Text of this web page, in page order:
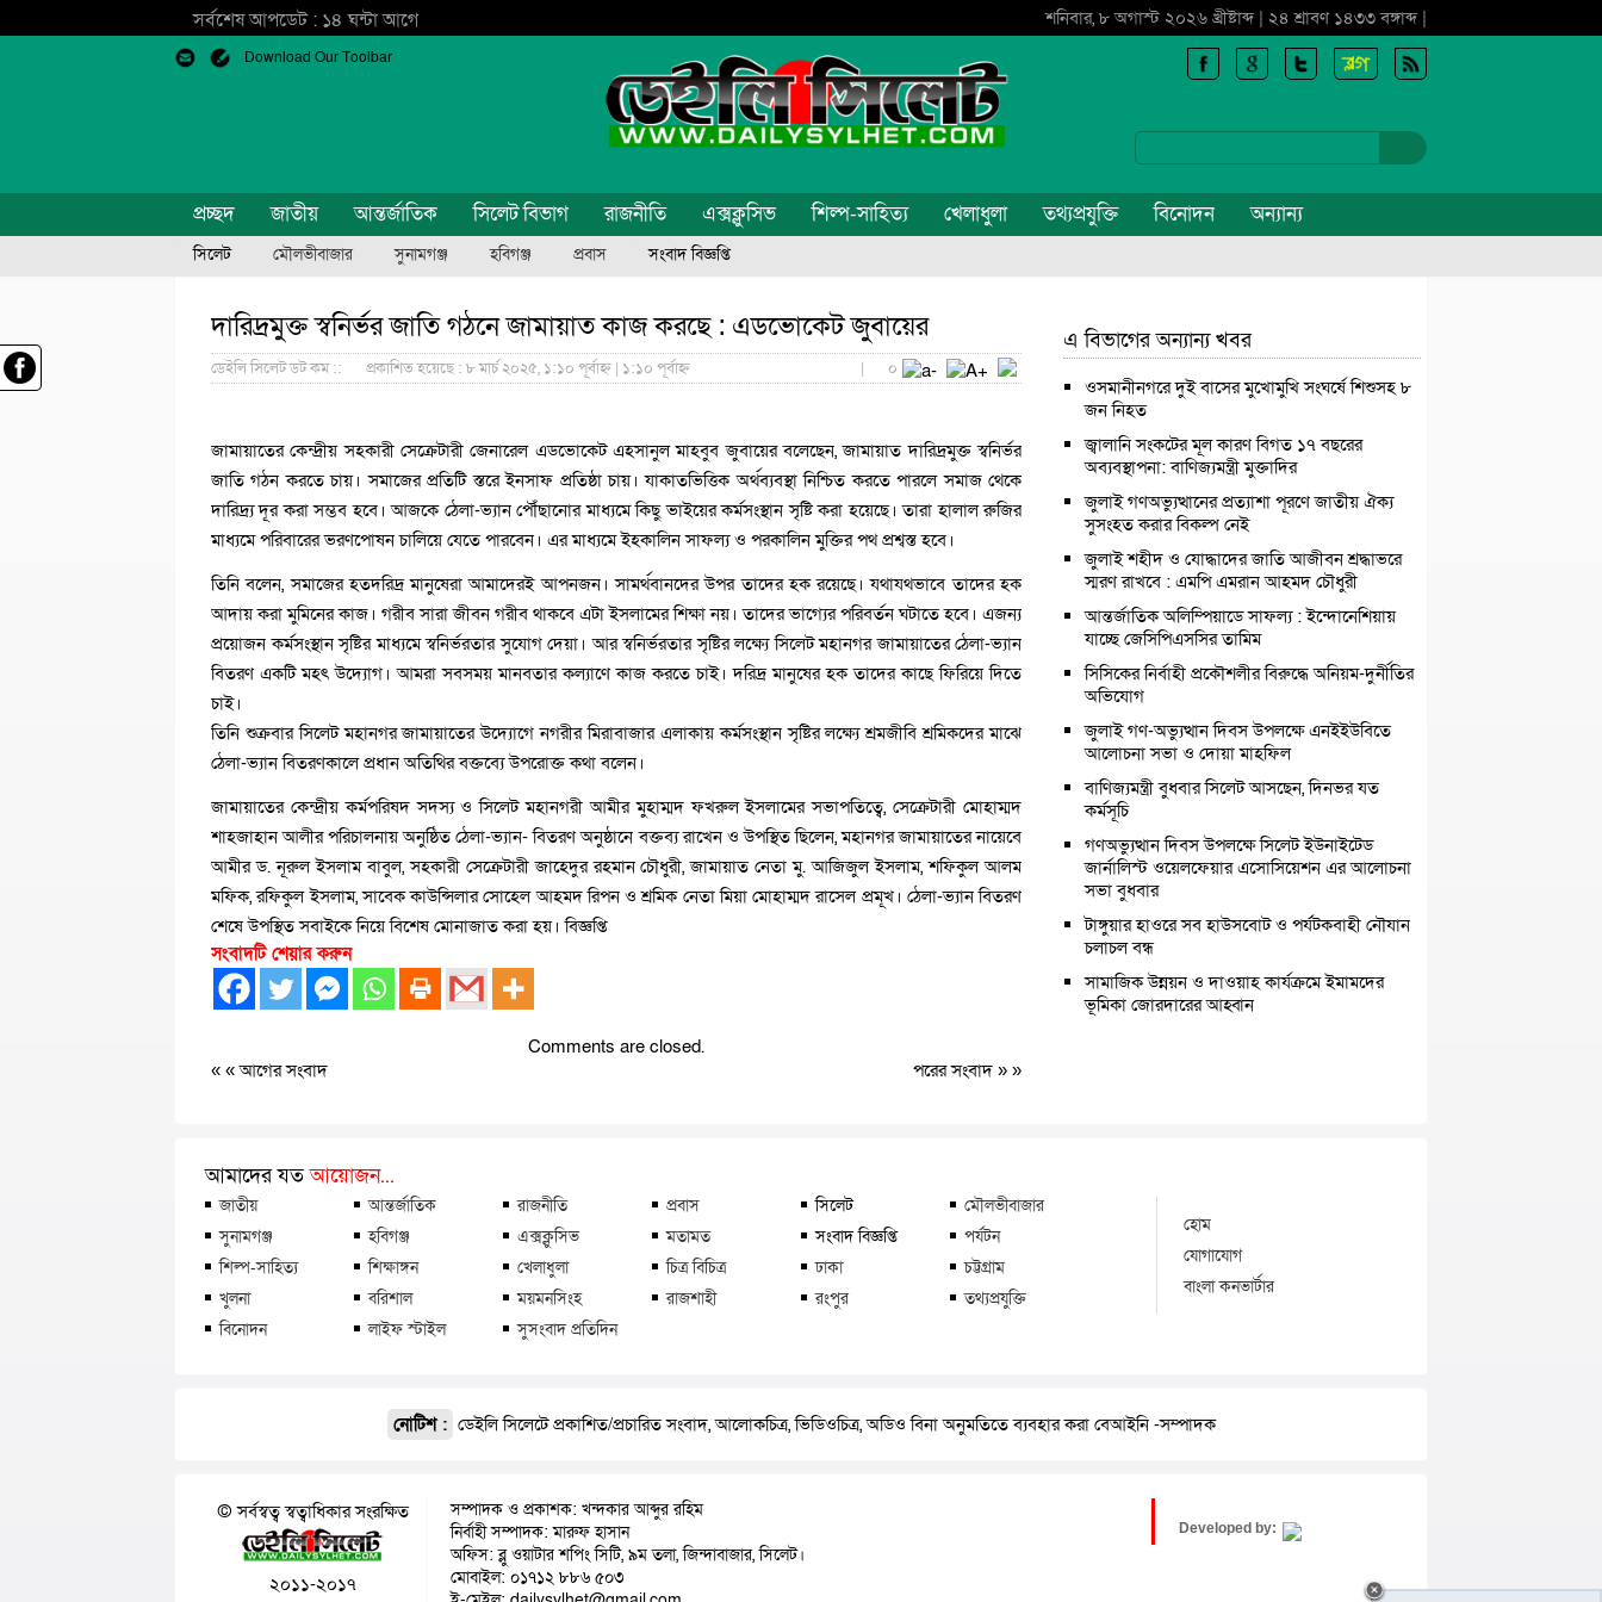
সর্বশেষ আপডেট : ১৪ ঘন্টা আগে শনিবার, ৮ অগাস্ট ২০২৬ খ্রীষ্টাব্দ | ২৪ শ্রাবণ ১৪৩৩ বঙ্গাব্দ |
Download Our Toolbar
প্রচ্ছদ জাতীয় আন্তর্জাতিক সিলেট বিভাগ রাজনীতি এক্সক্লুসিভ শিল্প-সাহিত্য খেলাধুলা তথ্যপ্রযুক্তি বিনোদন অন্যান্য
সিলেট মৌলভীবাজার সুনামগঞ্জ হবিগঞ্জ প্রবাস সংবাদ বিজ্ঞপ্তি
দারিদ্রমুক্ত স্বনির্ভর জাতি গঠনে জামায়াত কাজ করছে : এডভোকেট জুবায়ের
ডেইলি সিলেট ডট কম :: প্রকাশিত হয়েছে : ৮ মার্চ ২০২৫, ১:১০ পূর্বাহ্ন | ১:১০ পূর্বাহ্ন | ০
জামায়াতের কেন্দ্রীয় সহকারী সেক্রেটারী জেনারেল এডভোকেট এহসানুল মাহবুব জুবায়ের বলেছেন, জামায়াত দারিদ্রমুক্ত স্বনির্ভর
জাতি গঠন করতে চায়। সমাজের প্রতিটি স্তরে ইনসাফ প্রতিষ্ঠা চায়। যাকাতভিত্তিক অর্থব্যবস্থা নিশ্চিত করতে পারলে সমাজ থেকে
দারিদ্র্য দূর করা সম্ভব হবে। আজকে ঠেলা-ভ্যান পৌঁছানোর মাধ্যমে কিছু ভাইয়ের কর্মসংস্থান সৃষ্টি করা হয়েছে। তারা হালাল রুজির
মাধ্যমে পরিবারের ভরণপোষন চালিয়ে যেতে পারবেন। এর মাধ্যমে ইহকালিন সাফল্য ও পরকালিন মুক্তির পথ প্রশ্বস্ত হবে।
তিনি বলেন, সমাজের হতদরিদ্র মানুষেরা আমাদেরই আপনজন। সামর্থবানদের উপর তাদের হক রয়েছে। যথাযথভাবে তাদের হক
আদায় করা মুমিনের কাজ। গরীব সারা জীবন গরীব থাকবে এটা ইসলামের শিক্ষা নয়। তাদের ভাগ্যের পরিবর্তন ঘটাতে হবে। এজন্য
প্রয়োজন কর্মসংস্থান সৃষ্টির মাধ্যমে স্বনির্ভরতার সুযোগ দেয়া। আর স্বনির্ভরতার সৃষ্টির লক্ষ্যে সিলেট মহানগর জামায়াতের ঠেলা-ভ্যান
বিতরণ একটি মহৎ উদ্যোগ। আমরা সবসময় মানবতার কল্যাণে কাজ করতে চাই। দরিদ্র মানুষের হক তাদের কাছে ফিরিয়ে দিতে
চাই।
তিনি শুক্রবার সিলেট মহানগর জামায়াতের উদ্যোগে নগরীর মিরাবাজার এলাকায় কর্মসংস্থান সৃষ্টির লক্ষ্যে শ্রমজীবি শ্রমিকদের মাঝে
ঠেলা-ভ্যান বিতরণকালে প্রধান অতিথির বক্তব্যে উপরোক্ত কথা বলেন।
জামায়াতের কেন্দ্রীয় কর্মপরিষদ সদস্য ও সিলেট মহানগরী আমীর মুহাম্মদ ফখরুল ইসলামের সভাপতিত্বে, সেক্রেটারী মোহাম্মদ
শাহজাহান আলীর পরিচালনায় অনুষ্ঠিত ঠেলা-ভ্যান- বিতরণ অনুষ্ঠানে বক্তব্য রাখেন ও উপস্থিত ছিলেন, মহানগর জামায়াতের নায়েবে
আমীর ড. নূরুল ইসলাম বাবুল, সহকারী সেক্রেটারী জাহেদুর রহমান চৌধুরী, জামায়াত নেতা মু. আজিজুল ইসলাম, শফিকুল আলম
মফিক, রফিকুল ইসলাম, সাবেক কাউন্সিলার সোহেল আহমদ রিপন ও শ্রমিক নেতা মিয়া মোহাম্মদ রাসেল প্রমূখ। ঠেলা-ভ্যান বিতরণ
শেষে উপস্থিত সবাইকে নিয়ে বিশেষ মোনাজাত করা হয়। বিজ্ঞপ্তি
সংবাদটি শেয়ার করুন
Comments are closed.
« «আগের সংবাদ পরের সংবাদ » »
এ বিভাগের অন্যান্য খবর
ওসমানীনগরে দুই বাসের মুখোমুখি সংঘর্ষে শিশুসহ ৮
জন নিহত
জ্বালানি সংকটের মূল কারণ বিগত ১৭ বছরের
অব্যবস্থাপনা: বাণিজ্যমন্ত্রী মুক্তাদির
জুলাই গণঅভ্যুত্থানের প্রত্যাশা পূরণে জাতীয় ঐক্য
সুসংহত করার বিকল্প নেই
জুলাই শহীদ ও যোদ্ধাদের জাতি আজীবন শ্রদ্ধাভরে
স্মরণ রাখবে : এমপি এমরান আহমদ চৌধুরী
আন্তর্জাতিক অলিম্পিয়াডে সাফল্য : ইন্দোনেশিয়ায়
যাচ্ছে জেসিপিএসসির তামিম
সিসিকের নির্বাহী প্রকৌশলীর বিরুদ্ধে অনিয়ম-দুর্নীতির
অভিযোগ
জুলাই গণ-অভ্যুত্থান দিবস উপলক্ষে এনইইউবিতে
আলোচনা সভা ও দোয়া মাহফিল
বাণিজ্যমন্ত্রী বুধবার সিলেট আসছেন, দিনভর যত
কর্মসূচি
গণঅভ্যুত্থান দিবস উপলক্ষে সিলেট ইউনাইটেড
জার্নালিস্ট ওয়েলফেয়ার এসোসিয়েশন এর আলোচনা
সভা বুধবার
টাঙ্গুয়ার হাওরে সব হাউসবোট ও পর্যটকবাহী নৌযান
চলাচল বন্ধ
সামাজিক উন্নয়ন ও দাওয়াহ কার্যক্রমে ইমামদের
ভূমিকা জোরদারের আহ্বান
আমাদের যতআয়োজন...
জাতীয় আন্তর্জাতিক রাজনীতি প্রবাস সিলেট
মৌলভীবাজার
সুনামগঞ্জ
হবিগঞ্জ এক্সক্লুসিভ মতামত সংবাদ বিজ্ঞপ্তি
পর্যটন
শিল্প-সাহিত্য
শিক্ষাঙ্গন খেলাধুলা চিত্র বিচিত্র ঢাকা
চট্টগ্রাম
খুলনা
বরিশাল ময়মনসিংহ রাজশাহী রংপুর
তথ্যপ্রযুক্তি
বিনোদন
লাইফ স্টাইল সুসংবাদ প্রতিদিন
হোম
যোগাযোগ
বাংলা কনভার্টার
নোটিশ : ডেইলি সিলেটে প্রকাশিত/প্রচারিত সংবাদ, আলোকচিত্র, ভিডিওচিত্র, অডিও বিনা অনুমতিতে ব্যবহার করা বেআইনি -সম্পাদক
© সর্বস্বত্ব স্বত্বাধিকার সংরক্ষিত
২০১১-২০১৭
সম্পাদক ও প্রকাশক: খন্দকার আব্দুর রহিম
নির্বাহী সম্পাদক: মারুফ হাসান
অফিস: ব্লু ওয়াটার শপিং সিটি, ৯ম তলা, জিন্দাবাজার, সিলেট।
মোবাইল: ০১৭১২ ৮৮৬ ৫০৩
Developed by: